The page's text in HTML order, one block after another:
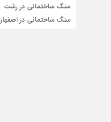
سنگ ساختمانی در رشت
سنگ ساختمانی در